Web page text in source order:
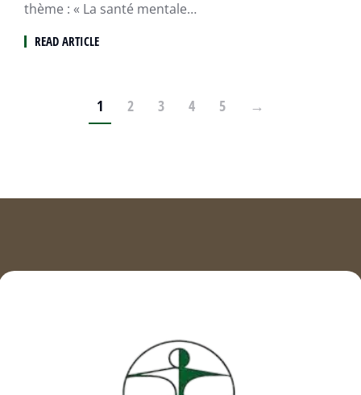
thème : « La santé mentale…
READ ARTICLE
1 2 3 4 5 →